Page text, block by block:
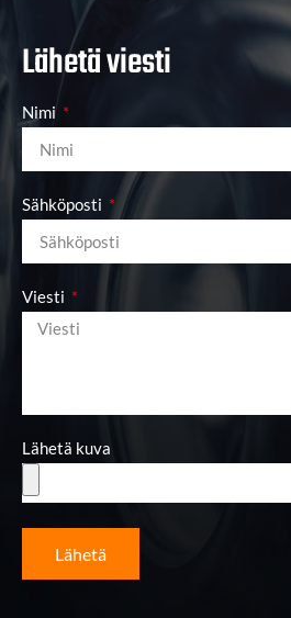
Lähetä viesti
Nimi
Sähköposti
Viesti
Lähetä kuva
Lähetä